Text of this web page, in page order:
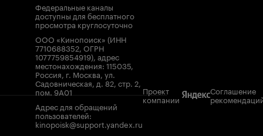
Федеральные каналы
доступны для бесплатного
просмотра круглосуточно
ООО «Кинопоиск» (ИНН
7710688352, ОГРН
1077759854919), адрес
местонахождения: 115035,
Россия, г. Москва, ул.
Садовническая, д. 82, стр. 2,
пом. 9А01
Адрес для обращений
пользователей:
kinopoisk@support.yandex.ru
Проект
компании
Соглашение